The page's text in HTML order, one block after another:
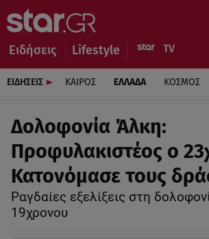
Ειδήσεις Lifestyle
ΕΙΔΗΣΕΙΣ ΚΑΙΡΟΣ ΕΛΛΑΔΑ ΚΟΣΜΟΣ
Δολοφονία Άλκη:
Προφυλακιστέος ο
Κατονόμασε τους
Ραγδαίες εξελίξεις στη
19χρονου